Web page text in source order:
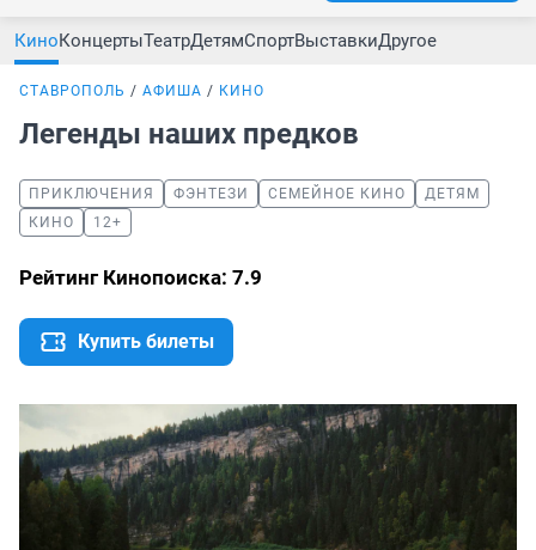
КиноКонцертыТеатрДетямСпортВыставкиДругое
СТАВРОПОЛЬ АФИША КИНО
Легенды наших предков
ПРИКЛЮЧЕНИЯ ФЭНТЕЗИ СЕМЕЙНОЕ КИНО
ДЕТЯМ
КИНО
12+
Рейтинг Кинопоиска: 7.9
Купить билеты